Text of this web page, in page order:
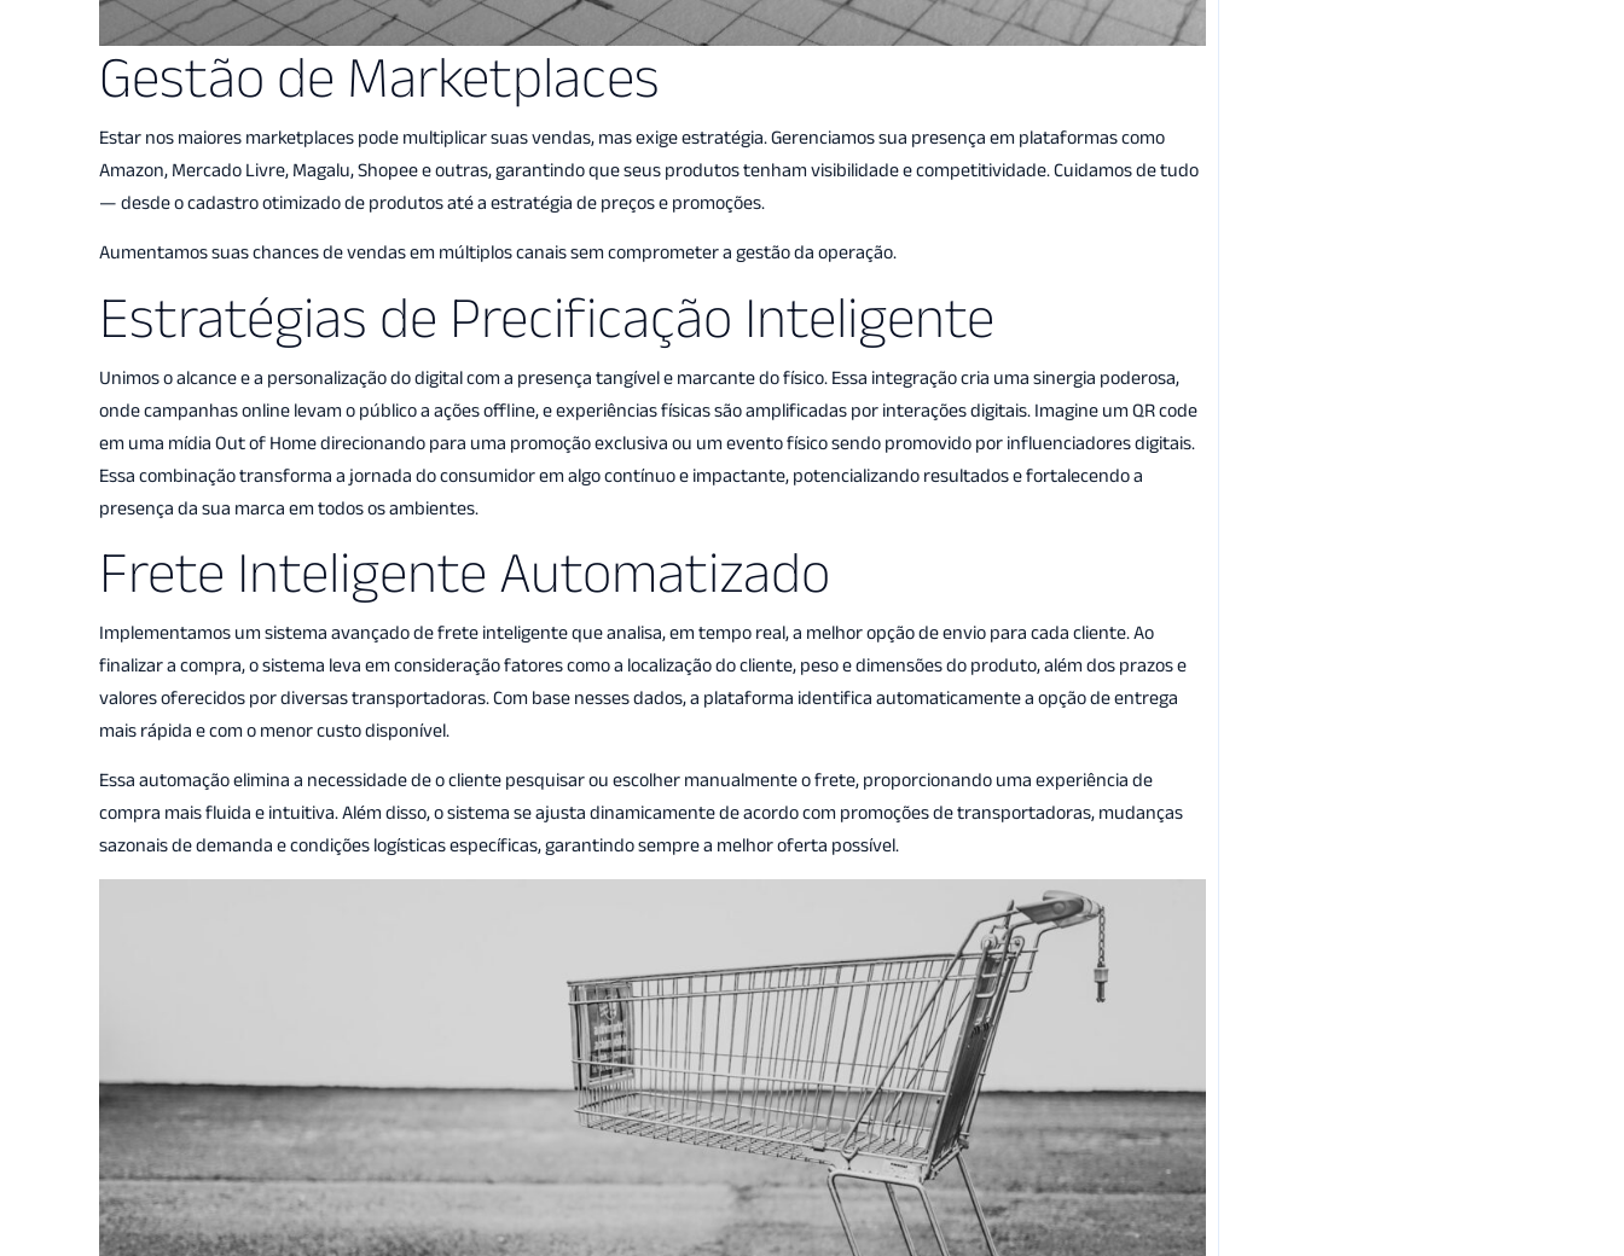
Gestão de Marketplaces
Estar nos maiores marketplaces pode multiplicar suas vendas, mas exige estratégia. Gerenciamos sua presença em plataformas como
Amazon, Mercado Livre, Magalu, Shopee e outras, garantindo que seus produtos tenham visibilidade e competitividade. Cuidamos de tudo
— desde o cadastro otimizado de produtos até a estratégia de preços e promoções.
Aumentamos suas chances de vendas em múltiplos canais sem comprometer a gestão da operação.
Estratégias de Precificação Inteligente
Unimos o alcance e a personalização do digital com a presença tangível e marcante do físico. Essa integração cria uma sinergia poderosa,
onde campanhas online levam o público a ações offline, e experiências físicas são amplificadas por interações digitais. Imagine um QR code
em uma mídia Out of Home direcionando para uma promoção exclusiva ou um evento físico sendo promovido por influenciadores digitais.
Essa combinação transforma a jornada do consumidor em algo contínuo e impactante, potencializando resultados e fortalecendo a
presença da sua marca em todos os ambientes.
Frete Inteligente Automatizado
Implementamos um sistema avançado de frete inteligente que analisa, em tempo real, a melhor opção de envio para cada cliente. Ao
finalizar a compra, o sistema leva em consideração fatores como a localização do cliente, peso e dimensões do produto, além dos prazos e
valores oferecidos por diversas transportadoras. Com base nesses dados, a plataforma identifica automaticamente a opção de entrega
mais rápida e com o menor custo disponível.
Essa automação elimina a necessidade de o cliente pesquisar ou escolher manualmente o frete, proporcionando uma experiência de
compra mais fluida e intuitiva. Além disso, o sistema se ajusta dinamicamente de acordo com promoções de transportadoras, mudanças
sazonais de demanda e condições logísticas específicas, garantindo sempre a melhor oferta possível.